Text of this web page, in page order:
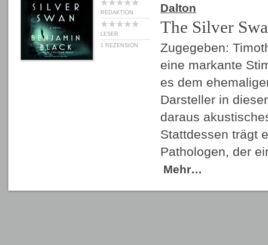
REDAKTION
LESER
1 REZENSION
Dalton
The Silver
Zugegeben:
eine markante
es dem
Darsteller in
daraus
Stattdessen trägt
Pathologen, der
Mehr…